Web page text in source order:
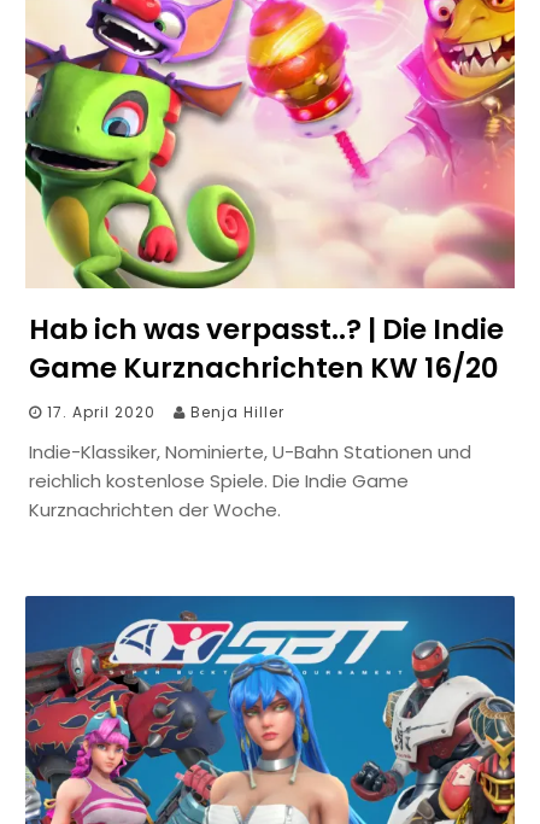
Hab ich was verpasst..? | Die Indie
Game Kurznachrichten KW 16/20
17. April 2020 Benja Hiller
Indie-Klassiker, Nominierte, U-Bahn Stationen und
reichlich kostenlose Spiele. Die Indie Game
Kurznachrichten der Woche.